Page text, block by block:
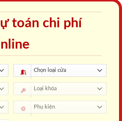
toán chi phí